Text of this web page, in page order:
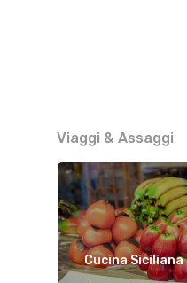
Viaggi & Assaggi
Cucina Siciliana